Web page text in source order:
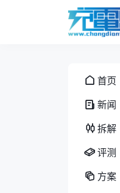
首页
新闻
拆解
评测
方案